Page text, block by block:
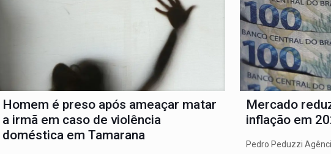
Homem é preso após ameaçar matar
a irmã em caso de violência
doméstica em Tamarana
Mercado
inflação em
Pedro Peduzzi